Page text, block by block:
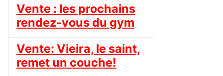
Vente : les prochains
rendez-vous du gym
Vente: Vieira, le saint,
remet un couche!